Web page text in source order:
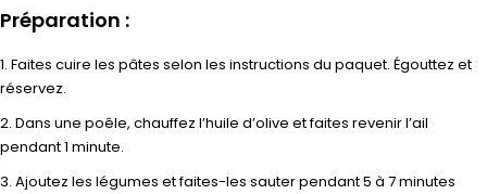
Préparation :
Faites cuire les pâtes selon les instructions du paquet. Égouttez et
réservez.
Dans une poêle, chauffez l’huile d’olive et faites revenir l’ail
pendant 1 minute.
Ajoutez les légumes et faites-les sauter pendant 5 à 7 minutes